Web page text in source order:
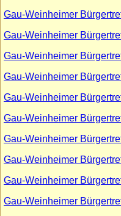
Gau-Weinheimer
Gau-Weinheimer
Gau-Weinheimer
Gau-Weinheimer
Gau-Weinheimer
Gau-Weinheimer
Gau-Weinheimer
Gau-Weinheimer
Gau-Weinheimer
Gau-Weinheimer